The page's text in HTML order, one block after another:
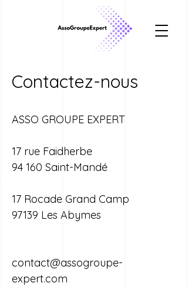
Contactez-nous
ASSO GROUPE EXPERT
17 rue Faidherbe
94 160 Saint-Mandé
17 Rocade Grand Camp
97139 Les Abymes
contact@assogroupe-
expert.com